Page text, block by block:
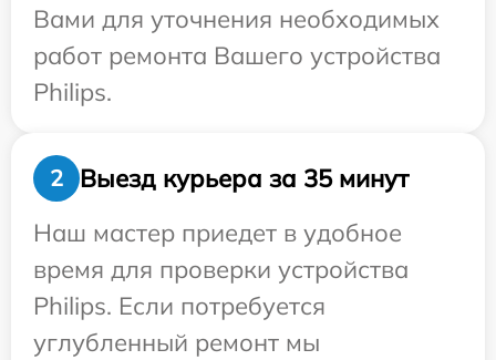
Вами для уточнения необходимых
работ ремонта Вашего устройства
Philips.
2
Выезд курьера за 35 минут
Наш мастер приедет в удобное
время для проверки устройства
Philips. Если потребуется
углубленный ремонт мы